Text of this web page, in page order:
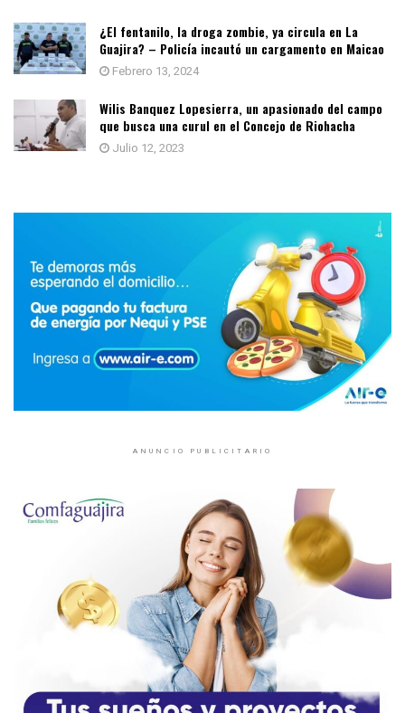
¿El fentanilo, la droga zombie, ya circula en La
Guajira? – Policía incautó un cargamento en Maicao
Febrero 13, 2024
Wilis Banquez Lopesierra, un apasionado del campo
que busca una curul en el Concejo de Riohacha
Julio 12, 2023
ANUNCIO PUBLICITARIO